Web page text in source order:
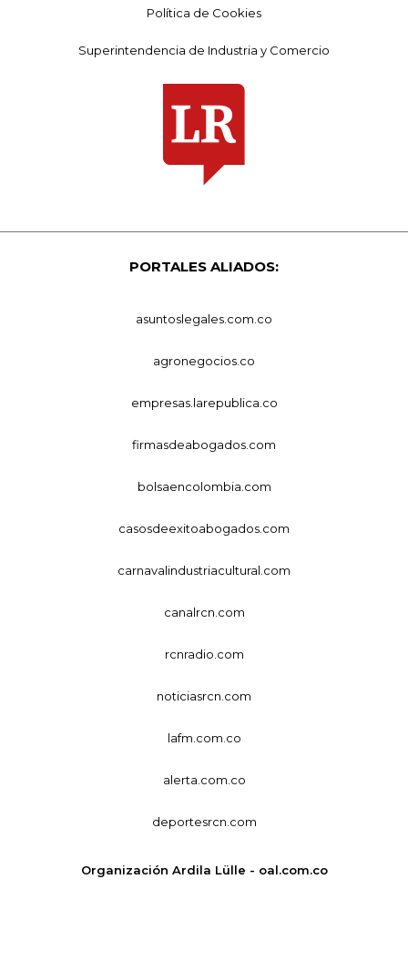
Política de Cookies
Superintendencia de Industria y Comercio
PORTALES ALIADOS:
asuntoslegales.com.co
agronegocios.co
empresas.larepublica.co
firmasdeabogados.com
bolsaencolombia.com
casosdeexitoabogados.com
carnavalindustriacultural.com
canalrcn.com
rcnradio.com
noticiasrcn.com
lafm.com.co
alerta.com.co
deportesrcn.com
Organización Ardila Lülle - oal.com.co